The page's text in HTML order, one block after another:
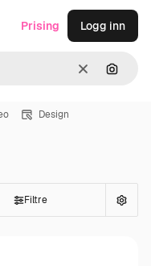
Slett Søk
Prising Logg inn
Design
Filtre